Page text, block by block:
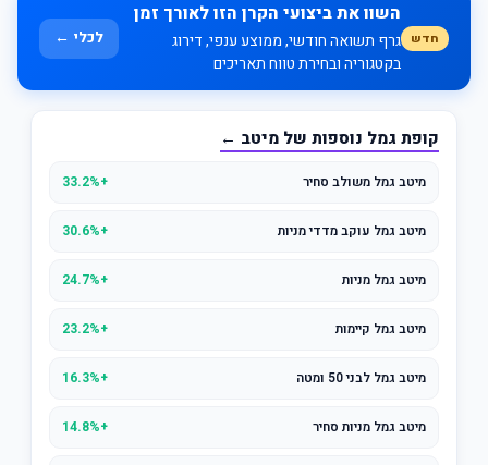
חדש
השוו את ביצועי הקרן הזו לאורך זמן
גרף תשואה חודשי, ממוצע ענפי, דירוג
בקטגוריה ובחירת טווח תאריכים
לכלי ←
קופת גמל נוספות של מיטב ←
מיטב גמל משולב סחיר +33.2%
מיטב גמל עוקב מדדי מניות +30.6%
מיטב גמל מניות +24.7%
מיטב גמל קיימות +23.2%
מיטב גמל לבני 50 ומטה +16.3%
מיטב גמל מניות סחיר +14.8%